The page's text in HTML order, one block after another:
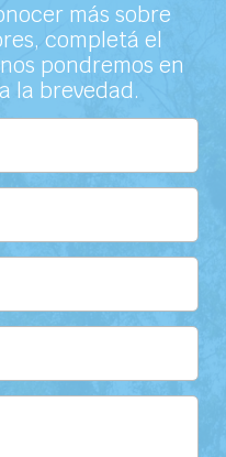
más sobre
completá el
pondremos en
la brevedad.